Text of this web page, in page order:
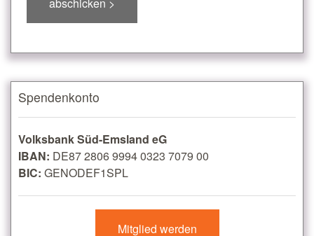
Spendenkonto
Volksbank Süd-Emsland eG
IBAN: DE87 2806 9994 0323 7079 00
BIC: GENODEF1SPL
Mitglied werden